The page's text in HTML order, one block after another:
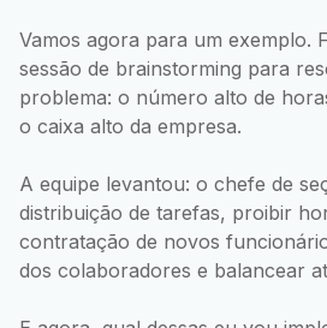
Vamos agora para um exemplo.
sessão de brainstorming para
problema: o número alto de
o caixa alto da empresa.
A equipe levantou: o chefe de
distribuição de tarefas, proibir
contratação de novos
dos colaboradores e balancear